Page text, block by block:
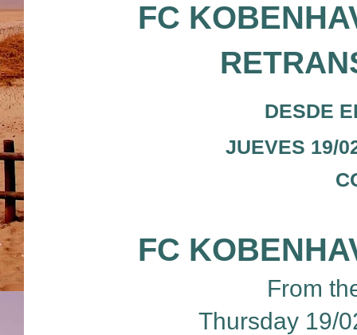
FC
DESDE
JUEVES 19/
FC
From
Thursday 19/